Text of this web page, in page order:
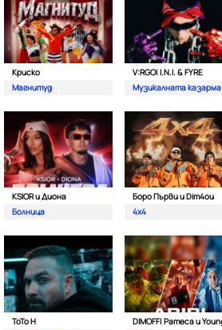
Криско
Магнитуд
V:RGO| I.N.I. & FYRE
Музикалната казарма
KSIOR и Диона
Болница
Боро Първи и Dim4ou
4x4
ToTo H